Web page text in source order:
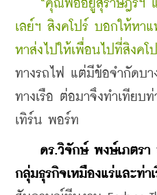
“คุณพ่ออยู่สุราษฎร์ฯ
เลย์ฯ สิงคโปร์ บอกให้หา
หาส่งไปให้เพื่อนไปที่สิงคโป
ทางรถไฟ แต่มีข้อจำกัดบา
ทางเรือ ต่อมาจึงทำเทียบท่
เทิร์น พอร์ท
ดร.วิจักษ์ พงษ์เภตรา
กลุ่มธุรกิจเหมืองแร่และท่า